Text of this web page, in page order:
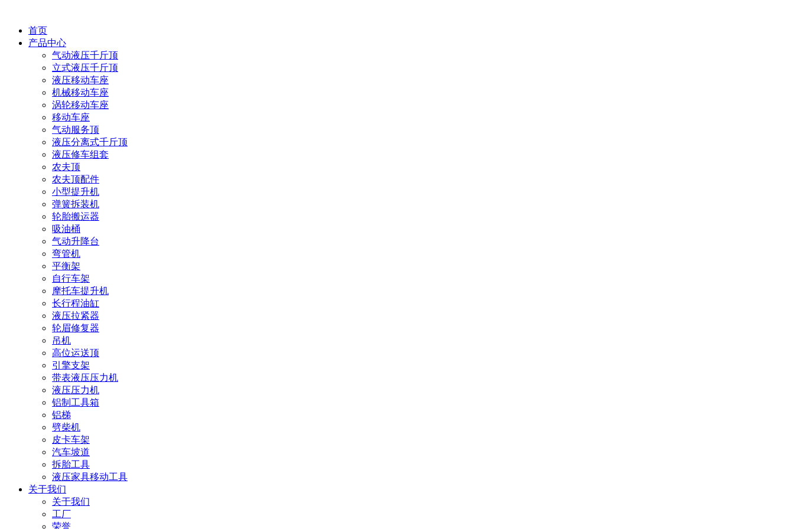
首页
产品中心
气动液压千斤顶
立式液压千斤顶
液压移动车座
机械移动车座
涡轮移动车座
移动车座
气动服务顶
液压分离式千斤顶
液压修车组套
农夫顶
农夫顶配件
小型提升机
弹簧拆装机
轮胎搬运器
吸油桶
气动升降台
弯管机
平衡架
自行车架
摩托车提升机
长行程油缸
液压拉紧器
轮眉修复器
吊机
高位运送顶
引擎支架
带表液压压力机
液压压力机
铝制工具箱
铝梯
劈柴机
皮卡车架
汽车坡道
拆胎工具
液压家具移动工具
关于我们
关于我们
工厂
荣誉